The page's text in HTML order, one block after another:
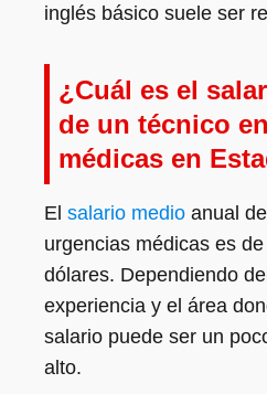
inglés básico suele ser
¿Cuál es el
de un técnico
médicas en
El salario medio anual
urgencias médicas es
dólares. Dependiendo
experiencia y el área
salario puede ser un
alto.